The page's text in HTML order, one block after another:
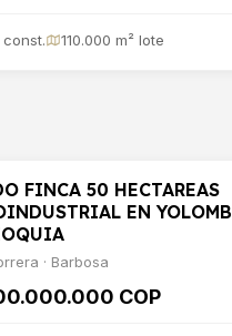
const. 110.000 m² lote
FINCA 50 HECTAREAS
EN
· Barbosa
COP